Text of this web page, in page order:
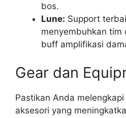
bos.
Lune: Support
menyembuhkan tim
buff amplifikasi
Gear dan
Pastikan Anda
aksesori yang